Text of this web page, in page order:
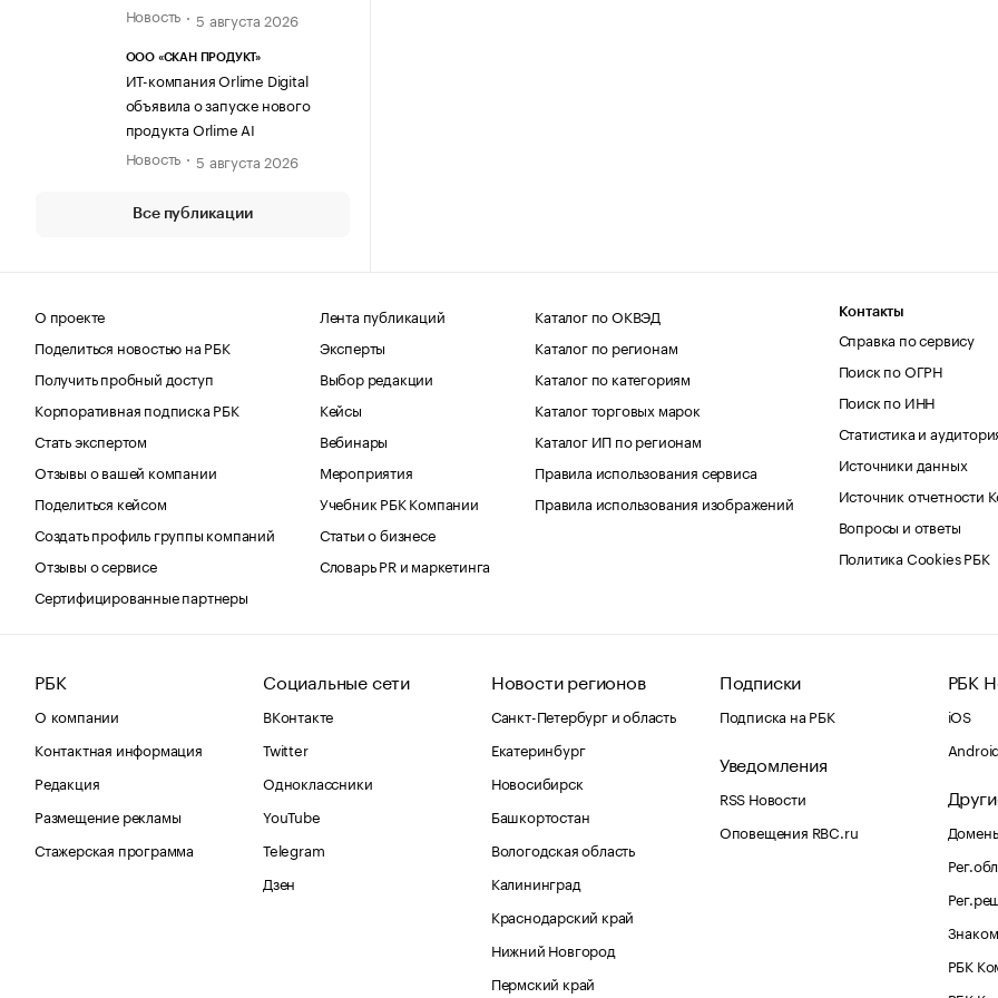
Новость
5 августа 2026
ООО «СКАН ПРОДУКТ»
ИТ-компания Orlime Digital
объявила о запуске нового
продукта Orlime AI
Новость
5 августа 2026
Все публикации
О проекте
Поделиться новостью на РБК
Получить пробный доступ
Корпоративная подписка РБК
Стать экспертом
Отзывы о вашей компании
Поделиться кейсом
Создать профиль группы компаний
Отзывы о сервисе
Сертифицированные партнеры
Лента публикаций
Эксперты
Выбор редакции
Кейсы
Вебинары
Мероприятия
Учебник РБК Компании
Статьи о бизнесе
Словарь PR и маркетинга
Каталог по ОКВЭД
Каталог по регионам
Каталог по категориям
Каталог торговых марок
Каталог ИП по регионам
Правила использования сервиса
Правила использования изображений
Контакты
Справка по сервису
Поиск по ОГРН
Поиск по ИНН
Статистика и
Источники данных
Источник отчетности
Вопросы и ответы
Политика Cookies РБК
РБК
О компании
Контактная информация
Редакция
Размещение рекламы
Стажерская программа
Социальные сети
ВКонтакте
Twitter
Одноклассники
YouTube
Telegram
Дзен
Новости регионов
Санкт-Петербург и область
Екатеринбург
Новосибирск
Башкортостан
Вологодская область
Калининград
Краснодарский край
Нижний Новгород
Пермский край
Подписки
Подписка на РБК
Уведомления
RSS Новости
Оповещения RBC.ru
РБК
iOS
РБК